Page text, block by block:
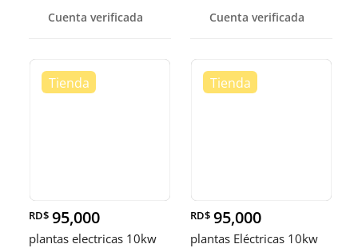
Cuenta verificada Cuenta verificada
RD$ 95,000
plantas electricas 10kw
RD$ 95,000
plantas Eléctricas 10kw